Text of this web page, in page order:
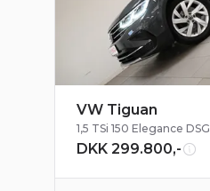
VW Tiguan
1,5 TSi 150 Elegance DSG
DKK 299.800,-